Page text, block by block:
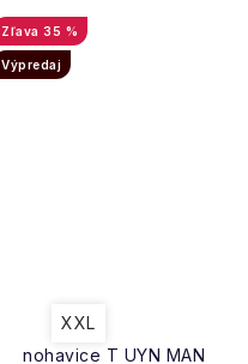
nohavice T UYN MAN
35 %
Výpredaj
XXL